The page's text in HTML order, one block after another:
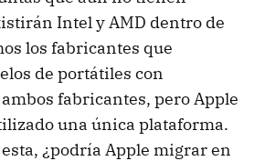
Intel yAMD dentro de
los fabricantes que
de portátiles con
fabricantes, pero Apple
una única plataforma.
¿podría Apple migrar en